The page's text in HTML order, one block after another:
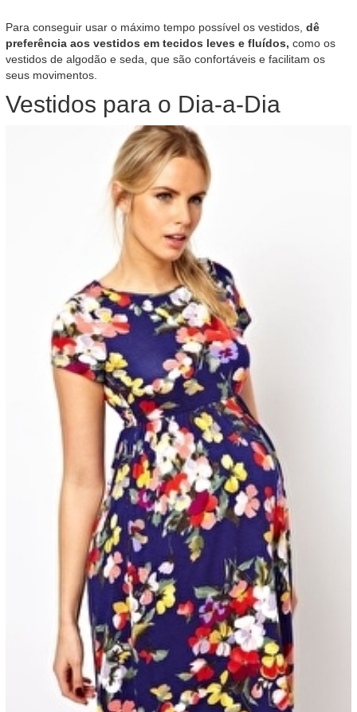
Para conseguir usar o máximo tempo possível os vestidos, dê
preferência aos vestidos em tecidos leves e fluídos, como os
vestidos de algodão e seda, que são confortáveis e facilitam os
seus movimentos.
Vestidos para o Dia-a-Dia